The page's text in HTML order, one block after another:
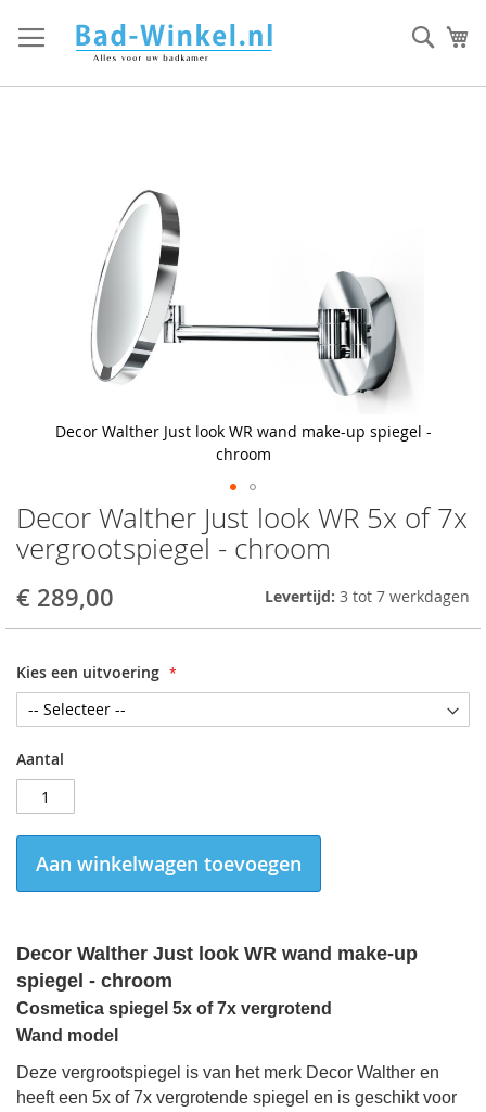
direct
door
Decor Walther Just look WR 5x of 7x
vergrootspiegel - chroom
€ 289,00 Levertijd: 3 tot 7 werkdagen
Kies een uitvoering
Aantal
Aan winkelwagen toevoegen
Decor Walther Just look WR wand make-up
spiegel - chroom
Cosmetica spiegel 5x of 7x vergrotend
Wand model
Deze vergrootspiegel is van het merk Decor Walther en
heeft een 5x of 7x vergrotende spiegel en is geschikt voor
Decor Walther Just look WR wand make-up spiegel -
chroom
Skip
to
the
of
gallery